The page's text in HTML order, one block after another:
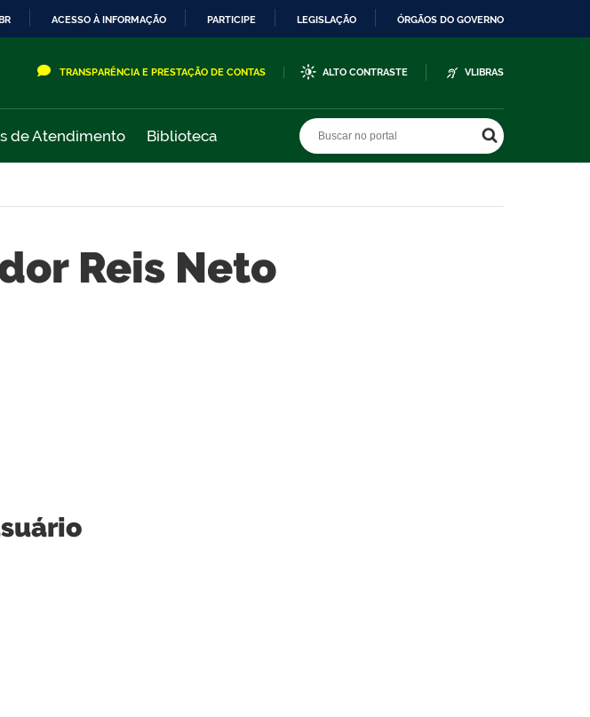
ACESSO À INFORMAÇÃO PARTICIPE LEGISLAÇÃO ÓRGÃOS DO GOVERNO
TRANSPARÊNCIA E PRESTAÇÃO DE CONTAS ALTO CONTRASTE VLIBRAS
de Atendimento Biblioteca
Reis Neto